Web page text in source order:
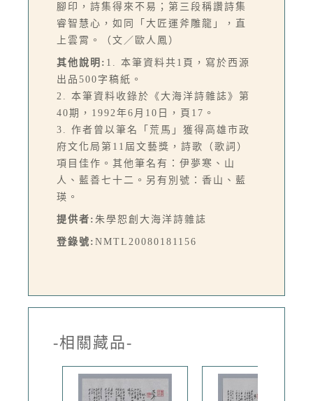
腳印，詩集得來不易；第三段稱讚詩集
睿智慧心，如同「大匠運斧雕龍」，直
上雲霄。（文／歐人鳳）
其他說明: 1. 本筆資料共1頁，寫於西源
出品500字稿紙。
2. 本筆資料收錄於《大海洋詩雜誌》第
40期，1992年6月10日，頁17。
3. 作者曾以筆名「荒馬」獲得高雄市政
府文化局第11屆文藝獎，詩歌（歌詞）
項目佳作。其他筆名有：伊夢寒、山
人、藍善七十二。另有別號：香山、藍
瑛。
提供者: 朱學恕創大海洋詩雜誌
登錄號: NMTL20080181156
-相關藏品-